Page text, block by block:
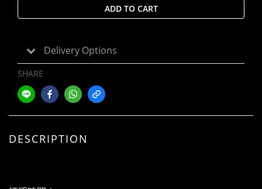
ADD TO CART
Delivery Options
SHARE
DESCRIPTION